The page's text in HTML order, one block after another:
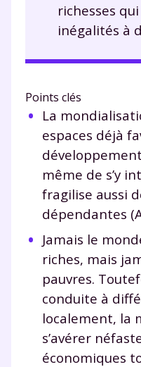
richesses
inégalités à
Points clés
La
espaces déjà
même de s’y
fragilise aussi
dépendantes
Jamais le
riches, mais
pauvres.
conduite à
localement, la
s’avérer
économiques